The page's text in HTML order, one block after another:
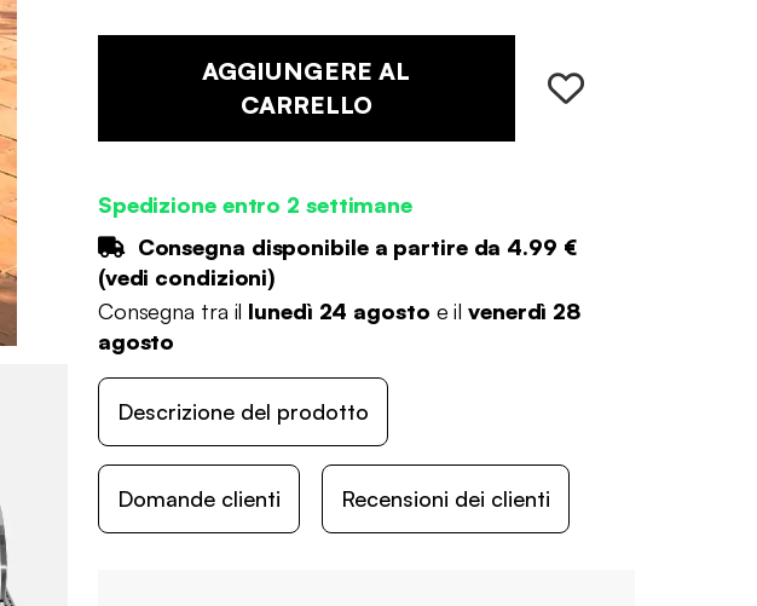
AGGIUNGERE AL
CARRELLO
Spedizione entro 2 settimane
Consegna disponibile a partire da 4.99 €
(vedi condizioni)
Consegna tra il lunedì 24 agosto e ilvenerdì 28
agosto
Descrizione del prodotto
Domande clienti Recensioni dei clienti